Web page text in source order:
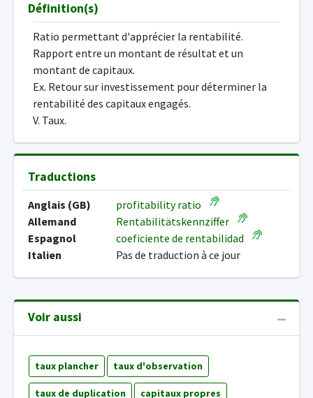
Définition(s)
Ratio permettant d'apprécier la rentabilité.
Rapport entre un montant de résultat et un
montant de capitaux.
Ex. Retour sur investissement pour déterminer la
rentabilité des capitaux engagés.
V. Taux.
Traductions
Anglais (GB)
profitability ratio
Allemand
Rentabilitätskennziffer
Espagnol
coeficiente de rentabilidad
Italien
Pas de traduction à ce jour
Voir aussi
taux plancher taux d'observation
taux de duplication capitaux propres